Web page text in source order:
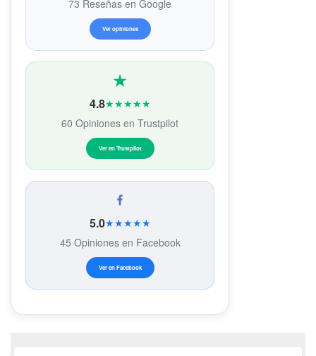
73 Reseñas en Google
Ver opiniones
4.8★★★★★
60 Opiniones en Trustpilot
Ver en Trustpilot
5.0★★★★★
45 Opiniones en Facebook
Ver en Facebook